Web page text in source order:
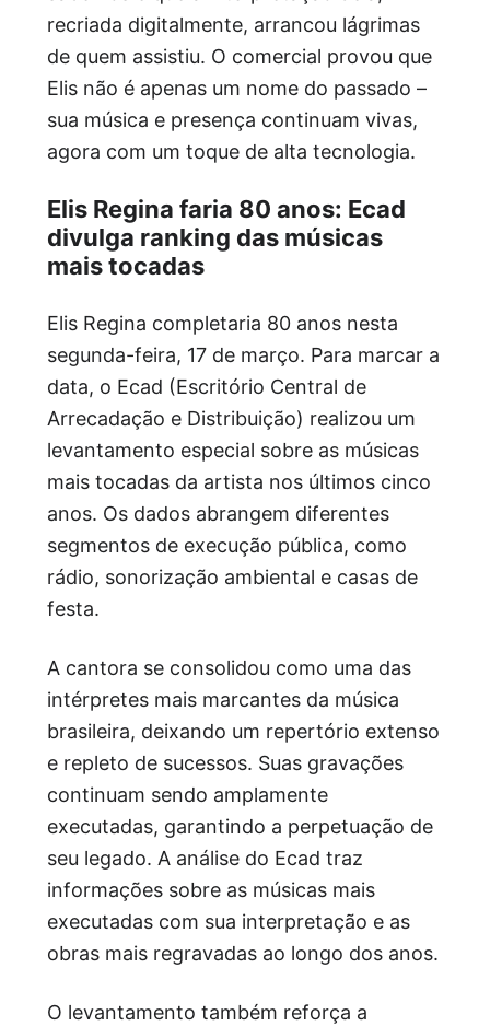
recriada digitalmente, arrancou lágrimas
de quem assistiu. O comercial provou que
Elis não é apenas um nome do passado –
sua música e presença continuam vivas,
agora com um toque de alta tecnologia.
Elis Regina faria 80 anos: Ecad
divulga ranking das músicas
mais tocadas
Elis Regina completaria 80 anos nesta
segunda-feira, 17 de março. Para marcar a
data, o Ecad (Escritório Central de
Arrecadação e Distribuição) realizou um
levantamento especial sobre as músicas
mais tocadas da artista nos últimos cinco
anos. Os dados abrangem diferentes
segmentos de execução pública, como
rádio, sonorização ambiental e casas de
festa.
A cantora se consolidou como uma das
intérpretes mais marcantes da música
brasileira, deixando um repertório extenso
e repleto de sucessos. Suas gravações
continuam sendo amplamente
executadas, garantindo a perpetuação de
seu legado. A análise do Ecad traz
informações sobre as músicas mais
executadas com sua interpretação e as
obras mais regravadas ao longo dos anos.
O levantamento também reforça a